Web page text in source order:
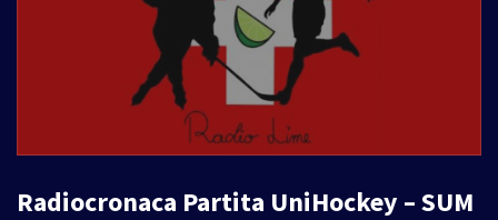
Radiocronaca Partita UniHockey – SUM